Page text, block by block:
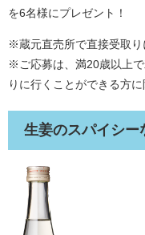
を6名様にプレゼント！
※蔵元直売所で直接受取り
※ご応募は、満20歳以上
りに行くことができる方に
生姜のスパイシー